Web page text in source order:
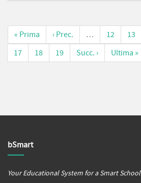
« Prima ‹ Prec. … 12 13
17
18 19 Succ. › Ultima »
bSmart
Your Educational System for a Smart School